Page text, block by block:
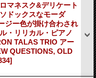
マネスク&デリケート
ドックスなモーダ
ジー色が掛け合わされ
・リリカル・ピアノ
TALAS TRIO アー
QUESTIONS, OLD